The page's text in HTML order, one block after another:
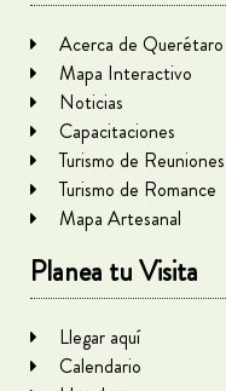
Acerca de Querétaro
Mapa Interactivo
Noticias
Capacitaciones
Turismo de Reuniones
Turismo de Romance
Mapa Artesanal
Planea tu Visita
Llegar aquí
Calendario